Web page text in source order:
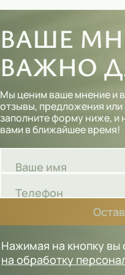
ВАШЕ
ВАЖНО
Мы ценим ваше мнение и
отзывы, предложения
заполните форму ниже, и
вами в ближайшее время!
Ваше имя
Телефон
Нажимая на кнопку вы
на обработку